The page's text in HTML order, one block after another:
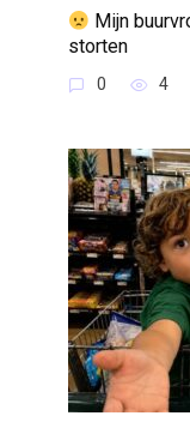
Mijn
storten
0 4